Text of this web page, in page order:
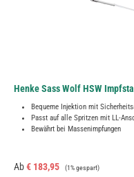
Henke Sass Wolf HSW
Bequeme Injektion mit
Passt auf alle Spritzen mit LL-
Bewährt bei Massenimpfungen
Verkaufspreis:
Ab€ 183,95 Regulärer Preis:
(1% gespart)